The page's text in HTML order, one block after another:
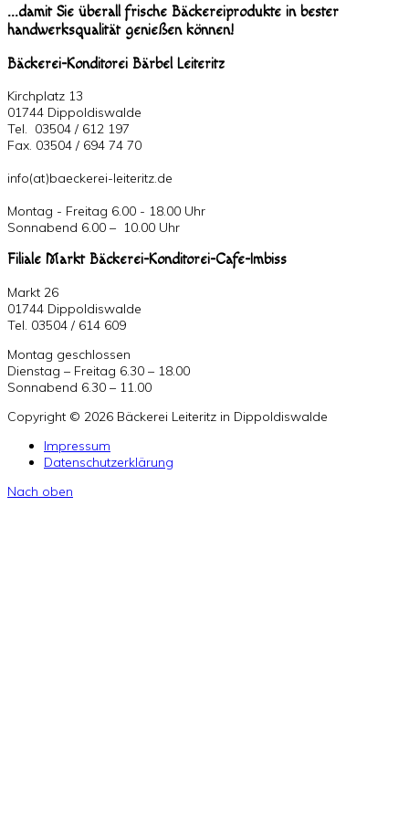
...damit Sie überall frische Bäckereiprodukte in bester
handwerksqualität genießen können!
Bäckerei-Konditorei Bärbel Leiteritz
Kirchplatz 13
01744 Dippoldiswalde
Tel. 03504 / 612 197
Fax. 03504 / 694 74 70
info(at)baeckerei-leiteritz.de
Montag - Freitag 6.00 - 18.00 Uhr
Sonnabend 6.00 – 10.00 Uhr
Filiale Markt Bäckerei-Konditorei-Cafe-Imbiss
Markt 26
01744 Dippoldiswalde
Tel. 03504 / 614 609
Montag geschlossen
Dienstag – Freitag 6.30 – 18.00
Sonnabend 6.30 – 11.00
Copyright © 2026 Bäckerei Leiteritz in Dippoldiswalde
Impressum
Datenschutzerklärung
Nach oben